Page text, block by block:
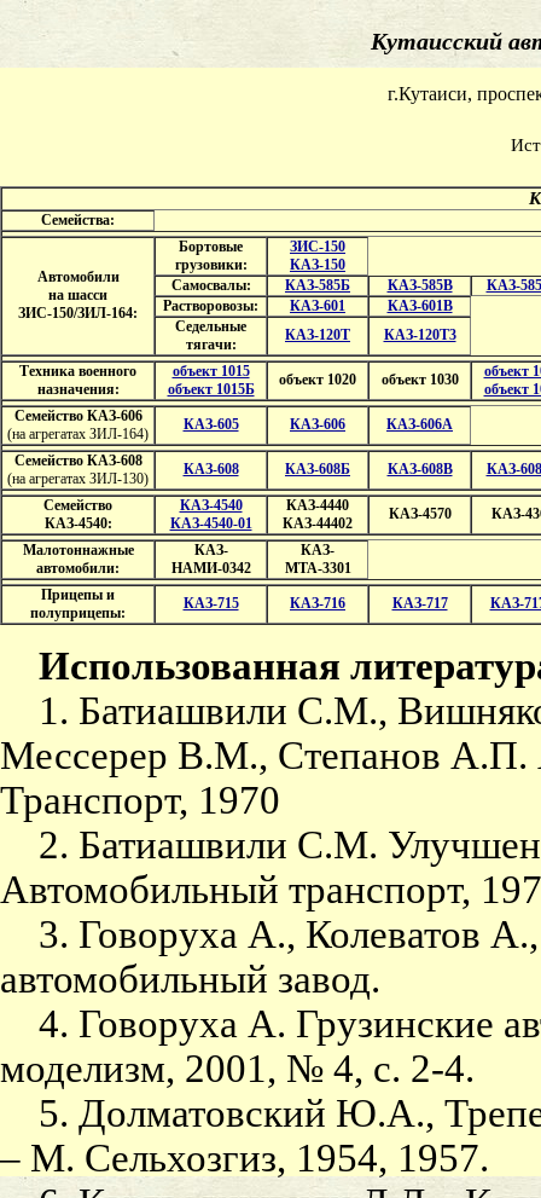
Кутаисский
г.Кутаиси,
К
Семейства:
Автомобили
на шасси
ЗИС-150/ЗИЛ-164:
Бортовые
грузовики:
ЗИС-150
КАЗ-150
Самосвалы:
КАЗ-585Б КАЗ-585В
КАЗ-
Растворовозы:
КАЗ-601
КАЗ-601В
Седельные
тягачи:
КАЗ-120Т КАЗ-120Т3
Техника военного
назначения:
объект 1015
объект 1015Б
объект 1020 объект 1030
объект
объект
Семейство КАЗ-606
(на агрегатах ЗИЛ-164)
КАЗ-605 КАЗ-606 КАЗ-606А
Семейство КАЗ-608
(на агрегатах ЗИЛ-130)
КАЗ-608 КАЗ-608Б КАЗ-608В КАЗ-
Семейство
КАЗ-4540:
КАЗ-4540
КАЗ-4540-01
КАЗ-4440
КАЗ-44402
КАЗ-4570 КАЗ-
Малотоннажные
автомобили:
КАЗ-
НАМИ-0342
КАЗ-
МТА-3301
Прицепы и
полуприцепы:
КАЗ-715 КАЗ-716 КАЗ-717 КАЗ-
Использованная
1. Батиашвили С.М.,
Мессерер В.М., Степанов
Транспорт, 1970
2. Батиашвили С.М.
Автомобильный транспорт,
3. Говоруха А., Колеватов
автомобильный завод.
4. Говоруха А. Грузинские
моделизм, 2001, № 4, с. 2-4.
5. Долматовский Ю.А.,
– М. Сельхозгиз, 1954, 1957.